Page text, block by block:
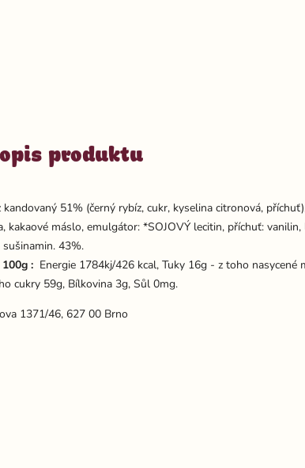
produktu
kandovaný 51% (černý rybíz, cukr, kyselina citronová,
kakaové máslo, emulgátor: *SOJOVÝ lecitin, příchuť:
sušinamin. 43%.
: Energie 1784kj/426 kcal, Tuky 16g - z toho nasycené
cukry 59g, Bílkovina 3g, Sůl 0mg.
1371/46, 627 00 Brno